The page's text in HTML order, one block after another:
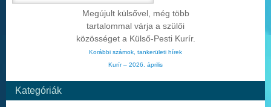
Megújult külsővel, még több
tartalommal várja a szülői
közösséget a Külső-Pesti Kurír.
Korábbi számok, tankerületi hírek
Kurír – 2026. április
Kategóriák